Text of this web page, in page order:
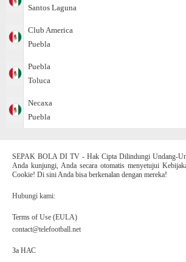
Santos Laguna
Club America
Puebla
Puebla
Toluca
Necaxa
Puebla
SEPAK BOLA DI TV - Hak Cipta Dilindungi Undang-
Anda kunjungi, Anda secara otomatis menyetujui
Cookie! Di sini Anda bisa berkenalan dengan mereka!
Hubungi kami:
Terms of Use (EULA)
contact@telefootball.net
За НАС